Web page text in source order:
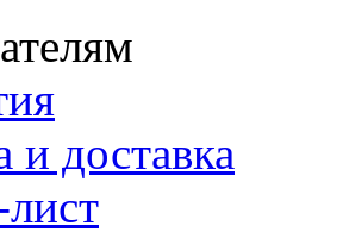
и доставка